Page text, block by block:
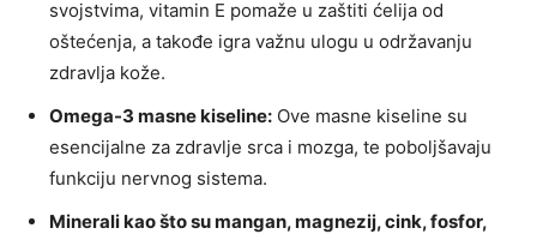
svojstvima, vitamin E pomaže u zaštiti ćelija od
oštećenja, a takođe igra važnu ulogu u održavanju
zdravlja kože.
Omega-3 masne kiseline: Ove masne kiseline su
esencijalne za zdravlje srca i mozga, te poboljšavaju
funkciju nervnog sistema.
Minerali kao što su mangan, magnezij, cink, fosfor,